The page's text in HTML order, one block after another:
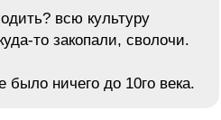
всю культуру
то закопали, сволочи.
было ничего до 10го века.